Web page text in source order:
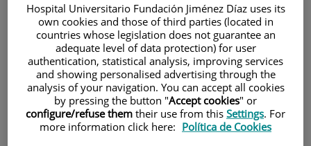
contenido
Selector
Buscar
Hospital Universitario Fundación Jiménez Díaz uses its
own cookies and those of third parties (located in
countries whose legislation does not guarantee an
adequate level of data protection) for user
authentication, statistical analysis, improving services
and showing personalised advertising through the
analysis of your navigation. You can accept all cookies
by pressing the button "Accept cookies" or
configure/refuse them their use from this Settings. For
more information click here: Política de Cookies